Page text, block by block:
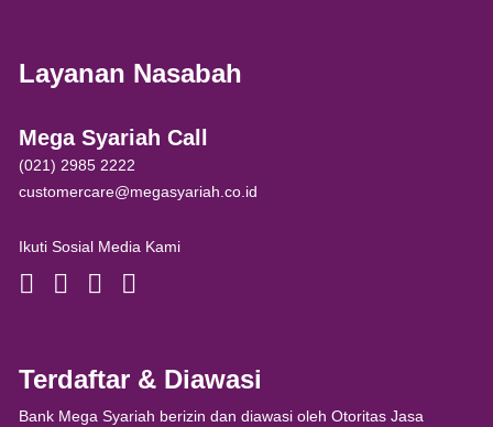
Layanan Nasabah
Mega Syariah Call
(021) 2985 2222
customercare@megasyariah.co.id
Ikuti Sosial Media Kami
Terdaftar & Diawasi
Bank Mega Syariah berizin dan diawasi oleh Otoritas Jasa